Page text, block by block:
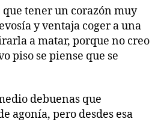
que tener un corazón muy
y ventaja coger a una
a matar, porque no creo
piso se piense que se
debuenas que
agonía, pero desdes esa